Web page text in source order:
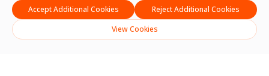
Accept Additional Cookies
Reject Additional Cookies
View Cookies